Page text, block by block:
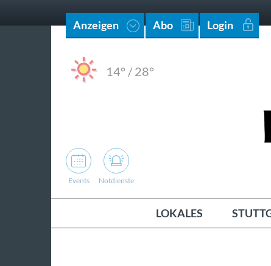
Anzeigen Abo Login
14° /28°
Events Notdienste
LOKALES